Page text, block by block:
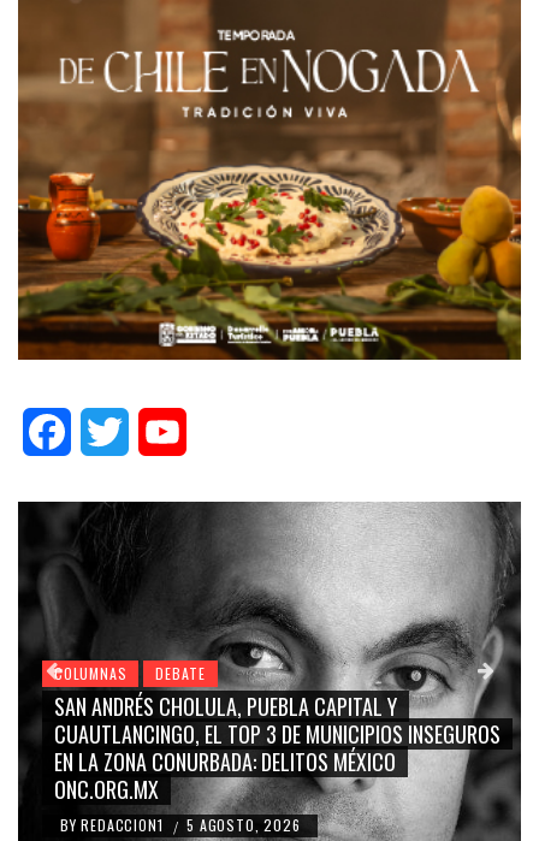
FacebookTwitter
COLUMNAS DEBATE
GRACE PALOMARES, NAY SALVATORI, SERGIO MAYER,
CARMEN SALINAS “LA CORCHOLATA”, CUAUHTÉMOC
BLANCO, SILVIA PINAL: LA TRIVIALIZACIÓN Y
RIDICULIZACIÓN DE LA REPRESENTACIÓN CIUDADANA
BY REDACCION1 / 4 AGOSTO, 2026